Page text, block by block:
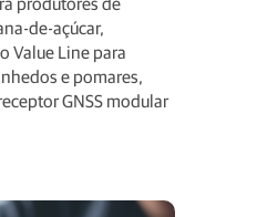
de-açúcar,
Value Line para
e pomares,
GNSS modular